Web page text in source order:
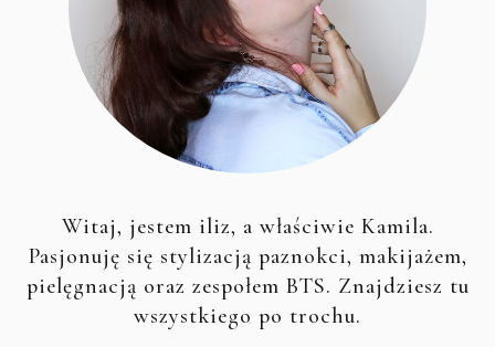
Witaj, jestem iliz, a właściwie Kamila.
Pasjonuję się stylizacją paznokci, makijażem,
pielęgnacją oraz zespołem BTS. Znajdziesz tu
wszystkiego po trochu.